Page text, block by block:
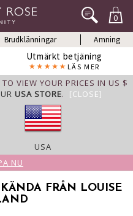
0
Brudklänningar Amning
Utmärkt betjäning
LÄS MER
TO VIEW YOUR PRICES IN US $
USA STORE. [CLOSE]
USA
NU
FRÅN LOUISE